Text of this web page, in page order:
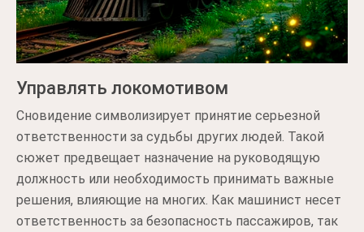
Управлять локомотивом
Сновидение символизирует принятие серьезной
ответственности за судьбы других людей. Такой
сюжет предвещает назначение на руководящую
должность или необходимость принимать важные
решения, влияющие на многих. Как машинист несет
ответственность за безопасность пассажиров, так